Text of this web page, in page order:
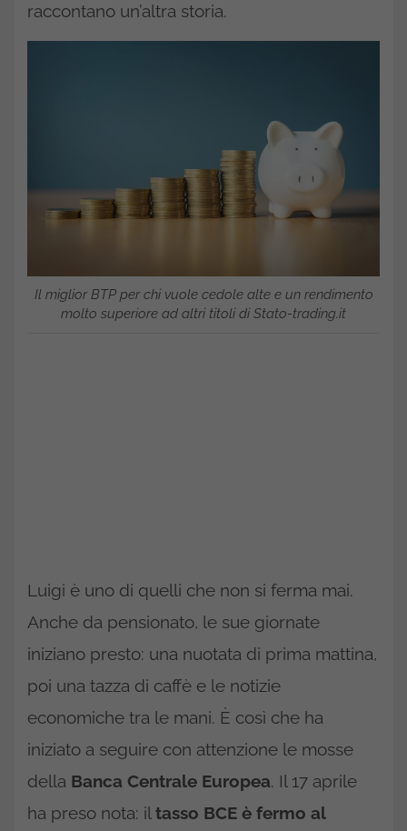
raccontano un’altra storia.
Il miglior BTP per chi vuole cedole alte e un rendimento
molto superiore ad altri titoli di Stato-trading.it
Luigi è uno di quelli che non si ferma mai.
Anche da pensionato, le sue giornate
iniziano presto: una nuotata di prima mattina,
poi una tazza di caffè e le notizie
economiche tra le mani. È così che ha
iniziato a seguire con attenzione le mosse
della Banca Centrale Europea. Il 17 aprile
ha preso nota: il tasso BCE è fermo al